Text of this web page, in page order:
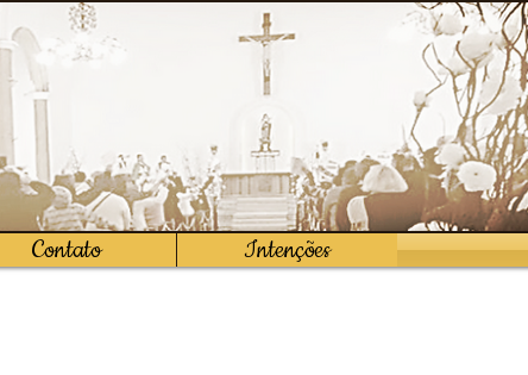
Contato Intenções